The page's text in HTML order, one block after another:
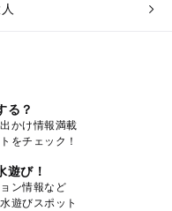
る？
かけ情報満載
をチェック！
遊び！
ン情報など
遊びスポット